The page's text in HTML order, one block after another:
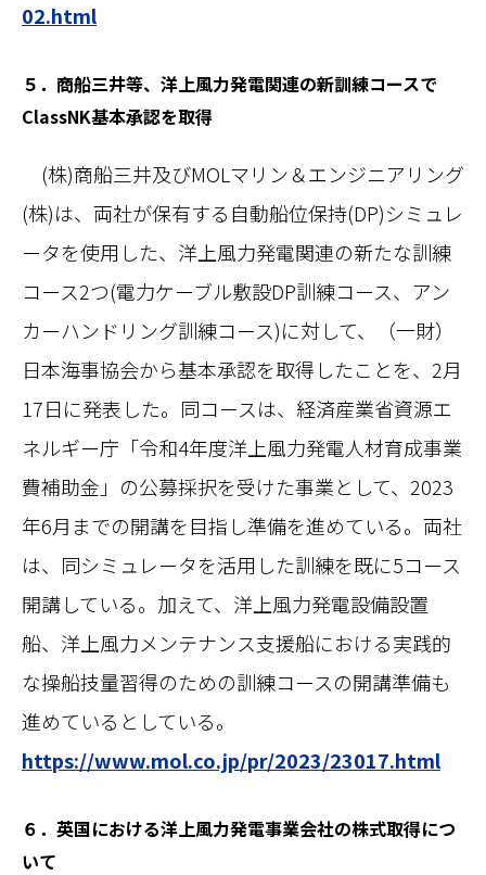
02.html
５．商船三井等、洋上風力発電関連の新訓練コースで
ClassNK基本承認を取得
(株)商船三井及びMOLマリン＆エンジニアリング
(株)は、両社が保有する自動船位保持(DP)シミュレ
ータを使用した、洋上風力発電関連の新たな訓練
コース2つ(電力ケーブル敷設DP訓練コース、アン
カーハンドリング訓練コース)に対して、（一財）
日本海事協会から基本承認を取得したことを、2月
17日に発表した。同コースは、経済産業省資源エ
ネルギー庁「令和4年度洋上風力発電人材育成事業
費補助金」の公募採択を受けた事業として、2023
年6月までの開講を目指し準備を進めている。両社
は、同シミュレータを活用した訓練を既に5コース
開講している。加えて、洋上風力発電設備設置
船、洋上風力メンテナンス支援船における実践的
な操船技量習得のための訓練コースの開講準備も
進めているとしている。
https://www.mol.co.jp/pr/2023/23017.html
６．英国における洋上風力発電事業会社の株式取得につ
いて